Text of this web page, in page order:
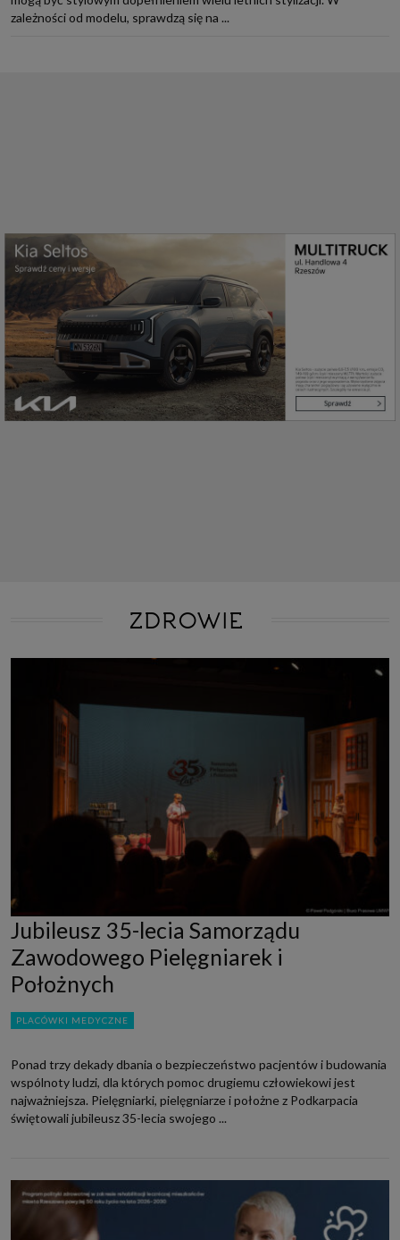
zależności od modelu, sprawdzą się na ...
ZDROWIE
Jubileusz 35-lecia Samorządu
Zawodowego Pielęgniarek i
Położnych
PLACÓWKI MEDYCZNE
Ponad trzy dekady dbania o bezpieczeństwo pacjentów i budowania
wspólnoty ludzi, dla których pomoc drugiemu człowiekowi jest
najważniejsza. Pielęgniarki, pielęgniarze i położne z Podkarpacia
świętowali jubileusz 35-lecia swojego ...